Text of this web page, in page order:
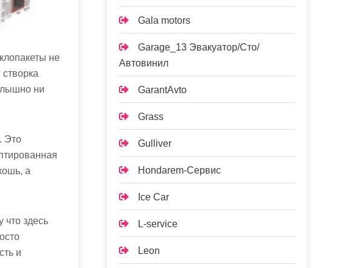
не
ни
Это
а
что здесь
и
Gala motors
Garage_13 Эвакуатор/Сто/
Автовинил
GarantAvto
Grass
Gulliver
Hondarem-Сервис
Ice Car
L-service
Leon